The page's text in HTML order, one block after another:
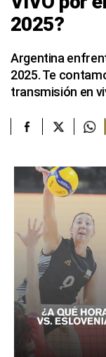
2025?
Argentina
2025. Te
transmisión en